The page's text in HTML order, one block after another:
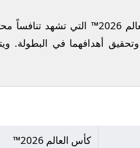
التي تشهد تنافساً
وتحقيق أهدافهما في البطولة.
كأس العالم 2026™